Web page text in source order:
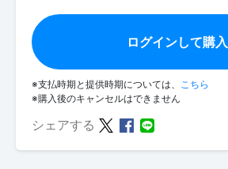
ログインして購入
※支払時期と提供時期については、 こちら
※購入後のキャンセルはできません
シェアする